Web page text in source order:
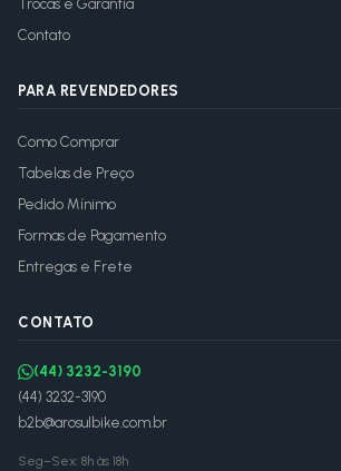
Trocas e Garantia
Contato
PARA REVENDEDORES
Como Comprar
Tabelas de Preço
Pedido Mínimo
Formas de Pagamento
Entregas e Frete
CONTATO
(44) 3232-3190
(44) 3232-3190
b2b@arosulbike.com.br
Seg–Sex: 8h às 18h